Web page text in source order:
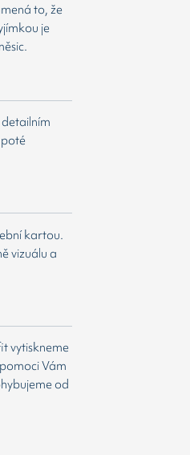
to, že
je
kartou.
vizuálu a
vytiskneme
Vám
od